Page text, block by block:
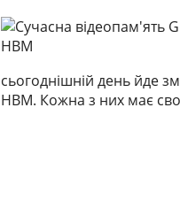
сьогоднішній день йде
HBM. Кожна з них має